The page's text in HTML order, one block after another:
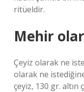
ritüeldir.
Mehir
Çeyiz olarak ne
olarak ne
çeyiz, 130 gr. altın